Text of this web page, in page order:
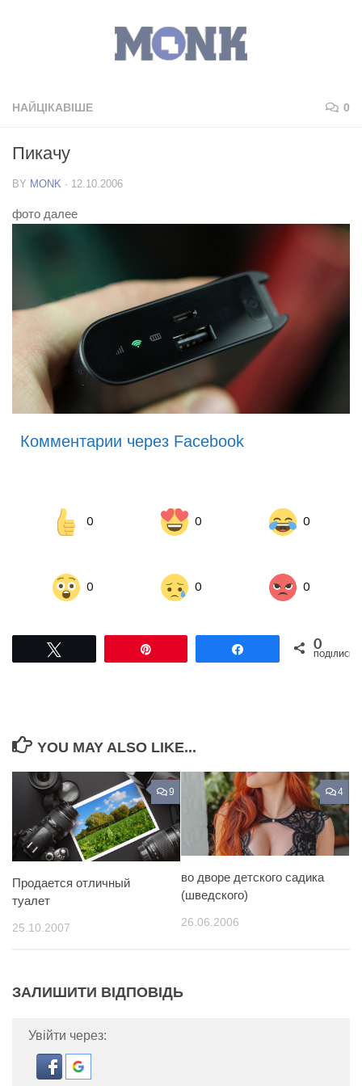
НАЙЦІКАВІШЕ 0
Пикачу
BY MONK · 12.10.2006
фото далее
Комментарии через Facebook
0 0 0
0 0 0
Поділитися0
ПОДІЛИСЬ
YOU MAY ALSO LIKE...
9
Продается отличный
туалет
25.10.2007
4
во дворе детского садика
(шведского)
26.06.2006
ЗАЛИШИТИ ВІДПОВІДЬ
Увійти через: